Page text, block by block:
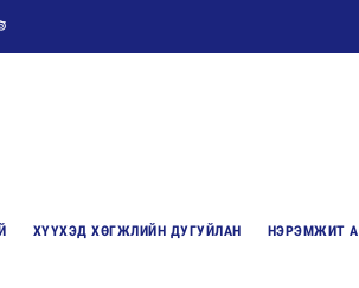
ХҮҮХЭД ХӨГЖЛИЙН ДУГУЙЛАН НЭРЭМЖИТ